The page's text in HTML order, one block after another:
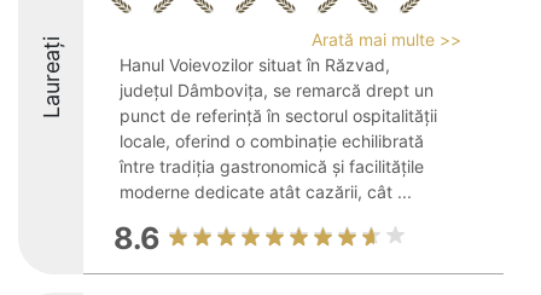
Laureați
Arată mai multe >>
Hanul Voievozilor situat în Răzvad,
județul Dâmbovița, se remarcă drept un
punct de referință în sectorul ospitalității
locale, oferind o combinație echilibrată
între tradiția gastronomică și facilitățile
moderne dedicate atât cazării, cât ...
8.6